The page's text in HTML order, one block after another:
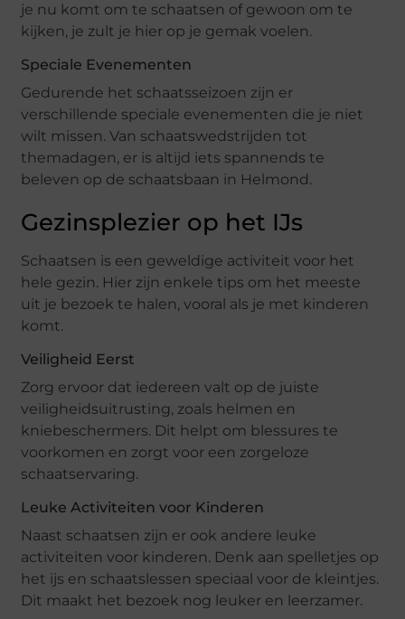
je nu komt om te schaatsen of gewoon om te
kijken, je zult je hier op je gemak voelen.
Speciale Evenementen
Gedurende het schaatsseizoen zijn er
verschillende speciale evenementen die je niet
wilt missen. Van schaatswedstrijden tot
themadagen, er is altijd iets spannends te
beleven op de schaatsbaan in Helmond.
Gezinsplezier op het IJs
Schaatsen is een geweldige activiteit voor het
hele gezin. Hier zijn enkele tips om het meeste
uit je bezoek te halen, vooral als je met kinderen
komt.
Veiligheid Eerst
Zorg ervoor dat iedereen valt op de juiste
veiligheidsuitrusting, zoals helmen en
kniebeschermers. Dit helpt om blessures te
voorkomen en zorgt voor een zorgeloze
schaatservaring.
Leuke Activiteiten voor Kinderen
Naast schaatsen zijn er ook andere leuke
activiteiten voor kinderen. Denk aan spelletjes op
het ijs en schaatslessen speciaal voor de kleintjes.
Dit maakt het bezoek nog leuker en leerzamer.